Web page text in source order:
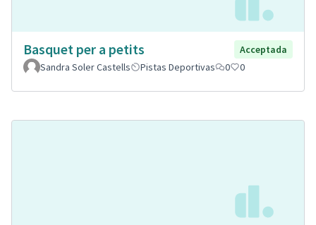
Basquet per a petits
Acceptada
Sandra Soler Castells
Pistas Deportivas 0 0